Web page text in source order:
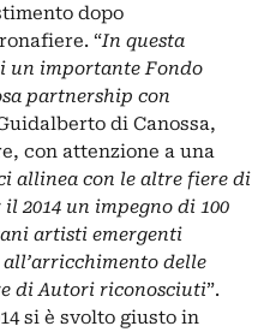
dopo
“In questa
un importante Fondo
partnership con
di Canossa,
con attenzione a una
allinea con le altre fiere di
2014 un impegno di 100
artisti emergenti
delle
di Autori riconosciuti”.
si è svolto giusto in